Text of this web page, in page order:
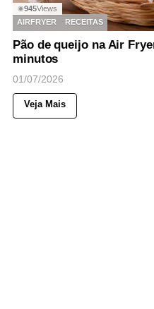
◉945Views
AIRFRYER
RECEITAS
Pão de queijo na Air
minutos
01/07/2026
Veja Mais